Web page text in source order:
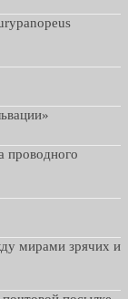
проводного
мирами зрячих и